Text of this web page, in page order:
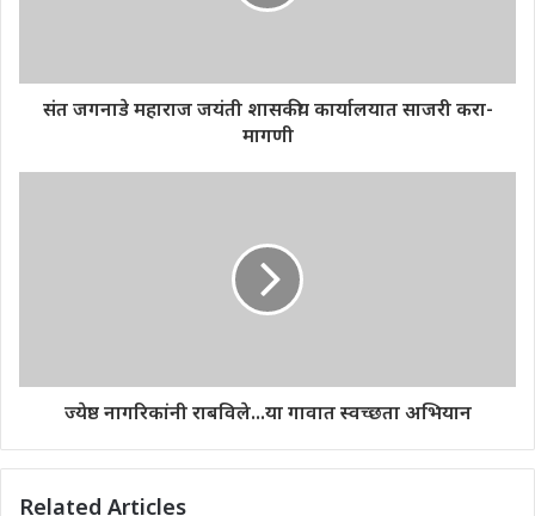
संत जगनाडे महाराज जयंती शासकीय कार्यालयात साजरी करा-
मागणी
ज्येष्ठ नागरिकांनी राबविले...या गावात स्वच्छता अभियान
Related Articles